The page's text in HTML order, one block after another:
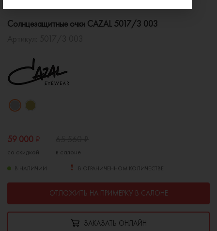
Солнцезащитные очки CAZAL 5017/3 003
59 000 ₽
со скидкой в салоне
В НАЛИЧИИ В ОГРАНИЧЕННОМ КОЛИЧЕСТВЕ
ОТЛОЖИТЬ НА ПРИМЕРКУ В САЛОНЕ
ЗАКАЗАТЬ ОНЛАЙН